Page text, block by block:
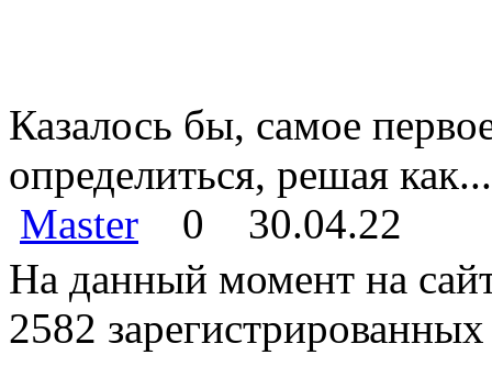
Казалось бы, самое
определиться, решая как...
Master
0
30.04.22
На данный момент на
2582 зарегистрированных